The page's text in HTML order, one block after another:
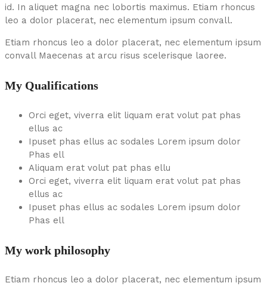
id. In aliquet magna nec lobortis maximus. Etiam rhoncus
leo a dolor placerat, nec elementum ipsum convall.
Etiam rhoncus leo a dolor placerat, nec elementum ipsum
convall Maecenas at arcu risus scelerisque laoree.
My Qualifications
Orci eget, viverra elit liquam erat volut pat phas
ellus ac
Ipuset phas ellus ac sodales Lorem ipsum dolor
Phas ell
Aliquam erat volut pat phas ellu
Orci eget, viverra elit liquam erat volut pat phas
ellus ac
Ipuset phas ellus ac sodales Lorem ipsum dolor
Phas ell
My work philosophy
Etiam rhoncus leo a dolor placerat, nec elementum ipsum